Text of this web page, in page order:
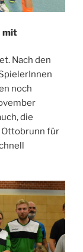
mit
Nach den
noch
die
Ottobrunn für